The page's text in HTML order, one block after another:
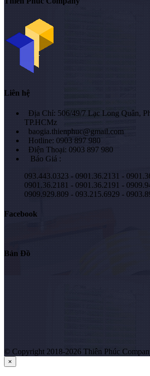
Liên hệ
Địa Chỉ: 506/49/7 Lạc Long Quân,
TP.HCMz
baogia.thienphuc@gmail.com
Hotline: 0903 897 980
Điện Thoại: 0903 897 980
Báo Giá :
093.443.0323 - 0901.36.2131 -
0901.36.2181 - 0901.36.2191 -
0909.929.809 - 093.215.6929 -
Facebook
Bản Đồ
© Copyright 2018-2026 Thiên Phúc
×